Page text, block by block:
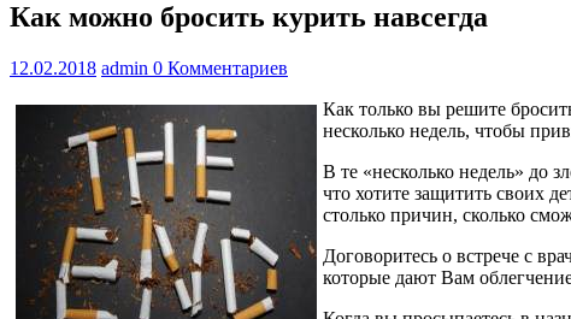
Как можно бросить курить навсегда
12.02.2018 admin 0 Комментариев
Как только вы решите
несколько недель, чтобы
В те «несколько недель» до
что хотите защитить своих
столько причин, сколько
Договоритесь о встрече с
которые дают Вам